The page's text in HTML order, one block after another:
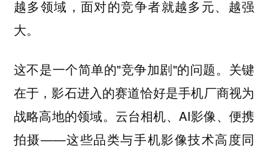
越多领域，面对的竞争者就越多元、越强
大。
这不是一个简单的"竞争加剧"的问题。关键
在于，影石进入的赛道恰好是手机厂商视为
战略高地的领域。云台相机、AI影像、便携
拍摄——这些品类与手机影像技术高度同